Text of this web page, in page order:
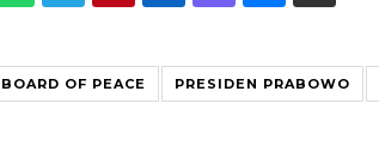
BOARD OF PEACE PRESIDEN PRABOWO